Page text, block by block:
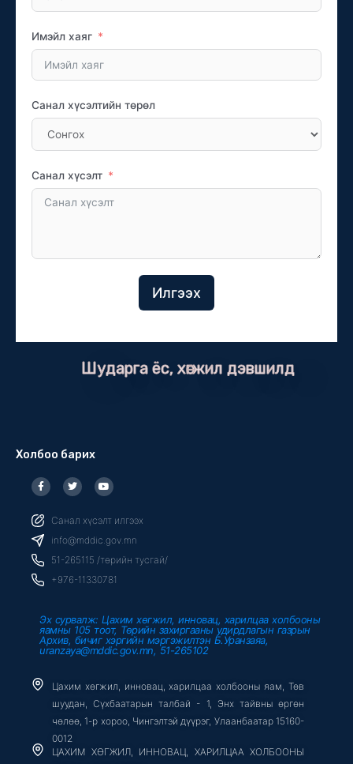
Имэйл хаяг
Санал хүсэлтийн төрөл
Санал хүсэлт
Илгээх
Шударга ёс, хөгжил дэвшилд
Холбоо барих
F
a
c
b
o
o
k
f
T
w
i
t
r
Y
o
u
u
e
Санал хүсэлт илгээх
info@mddic.gov.mn
51-265115 /төрийн тусгай/
+976-11330781
Эх сурвалж: Цахим хөгжил, инновац, харилцаа холбооны
яамны 105 тоот, Төрийн захиргааны удирдлагын газрын
Архив, бичиг хэргийн мэргэжилтэн Б.Уранзаяа,
uranzaya@mddic.gov.mn, 51-265102
Цахим хөгжил, инновац, харилцаа холбооны яам, Төв
шуудан, Сүхбаатарын талбай - 1, Энх тайвны өргөн
чөлөө, 1-р хороо, Чингэлтэй дүүрэг, Улаанбаатар 15160-
0012
ЦАХИМ ХӨГЖИЛ, ИННОВАЦ, ХАРИЛЦАА ХОЛБООНЫ